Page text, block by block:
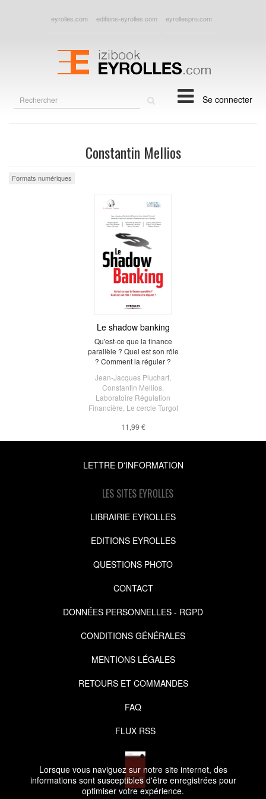
Lorsque vous naviguez sur notre site internet, des
informations sont susceptibles d'être enregistrées pour
optimiser votre expérience.
eyrolles.com editions-eyrolles.com eyrollespro.com
Se connecter
Constantin Mellios
Formats numériques
Le shadow banking
Qu'est-ce que la finance
parallèle ? Quel est son rôle
? Comment la réguler ?
Jean-Jacques Pluchart
Constantin Mellios
Laboratoire Régulation
Financière Le cercle Turgot
11,99 €
LETTRE D'INFORMATION
LES SITES EYROLLES
LIBRAIRIE EYROLLES
EDITIONS EYROLLES
QUESTIONS PHOTO
CONTACT
DONNÉES PERSONNELLES - RGPD
CONDITIONS GÉNÉRALES
MENTIONS LÉGALES
RETOURS ET COMMANDES
FAQ
FLUX RSS